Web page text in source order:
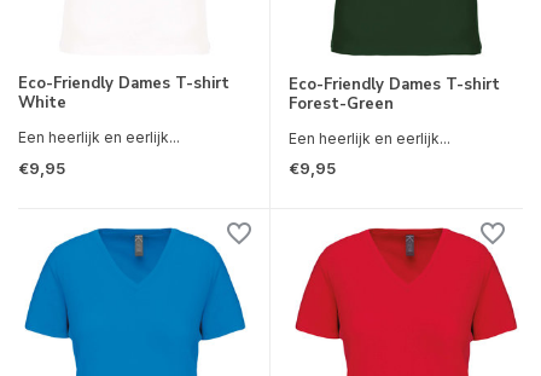
Eco-Friendly Dames T-shirt
White
Een heerlijk en eerlijk...
€9,95
Eco-Friendly Dames T-shirt
Forest-Green
Een heerlijk en eerlijk...
€9,95